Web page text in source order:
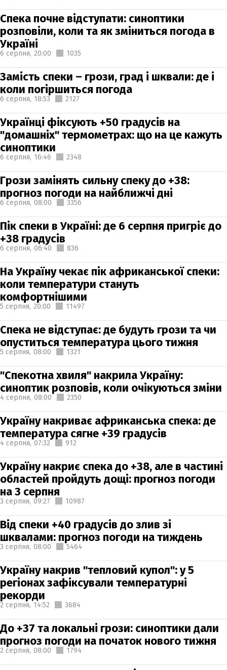
Спека почне відступати: синоптики
розповіли, коли та як зміниться погода в
Україні
6 серпня, 20:00 1035
Замість спеки – грози, град і шквали: де і
коли погіршиться погода
6 серпня, 18:53 2127
Українці фіксують +50 градусів на
"домашніх" термометрах: що на це кажуть
синоптики
6 серпня, 16:46 2348
Грози замінять сильну спеку до +38:
прогноз погоди на найближчі дні
6 серпня, 08:00 3356
Пік спеки в Україні: де 6 серпня пригріє до
+38 градусів
6 серпня, 06:40 836
На Україну чекає пік африканської спеки:
коли температури стануть
комфортнішими
5 серпня, 20:00 11497
Спека не відступає: де будуть грози та чи
опуститься температура цього тижня
5 серпня, 08:00 1321
"Спекотна хвиля" накрила Україну:
синоптик розповів, коли очікуються зміни
4 серпня, 08:00 2350
Україну накриває африканська спека: де
температура сягне +39 градусів
4 серпня, 07:32 912
Україну накриє спека до +38, але в частині
областей пройдуть дощі: прогноз погоди
на 3 серпня
3 серпня, 09:27 10987
Від спеки +40 градусів до злив зі
шквалами: прогноз погоди на тиждень
3 серпня, 08:00 5464
Україну накрив "тепловий купол": у 5
регіонах зафіксували температурні
рекорди
2 серпня, 14:52 3684
До +37 та локальні грози: синоптики дали
прогноз погоди на початок нового тижня
2 серпня, 08:00 1794